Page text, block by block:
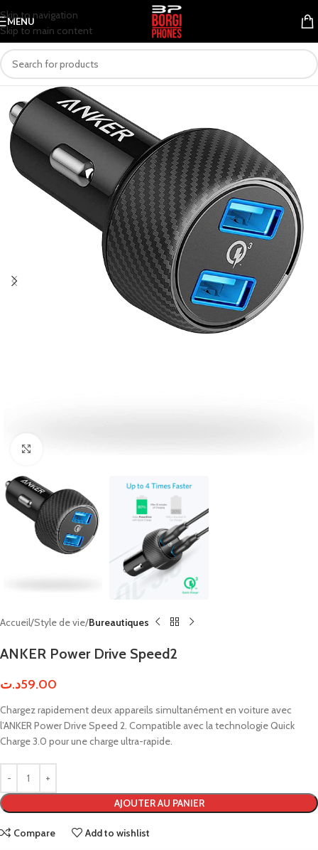
Skip to navigation
Skip to main content
MENU
Accueil Style de vie Bureautiques
ANKER Power Drive Speed2
59.00د.ت
Chargez rapidement deux appareils simultanément en voiture avec
l’ANKER Power Drive Speed 2. Compatible avec la technologie Quick
Charge 3.0 pour une charge ultra-rapide.
AJOUTER AU PANIER
Compare Add to wishlist